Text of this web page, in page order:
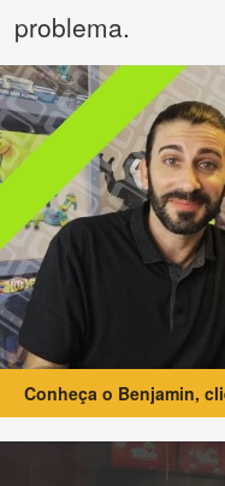
problema.
Conheça o Benjamin,